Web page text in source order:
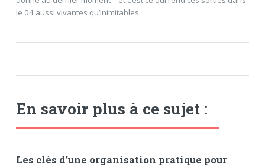
le 04 aussi vivantes qu’inimitables.
En savoir plus à ce sujet :
Les clés d’une organisation pratique pour